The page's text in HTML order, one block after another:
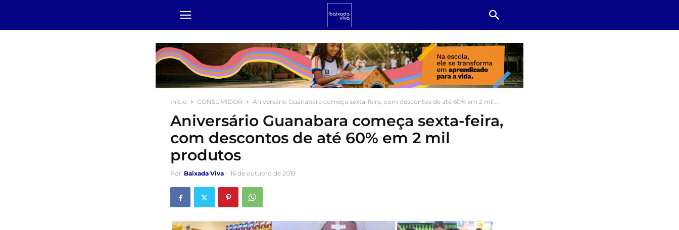
Início CONSUMIDOR Aniversário Guanabara começa sexta-feira, com descontos de até 60% em 2 mil...
Aniversário Guanabara começa sexta-feira,
com descontos de até 60% em 2 mil
produtos
Por Baixada Viva - 16 de outubro de 2019